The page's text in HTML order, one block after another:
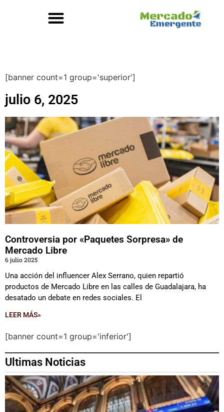
[banner count=1 group='superior']
julio 6, 2025
Controversia por «Paquetes Sorpresa» de
Mercado Libre
6 julio 2025
Una acción del influencer Alex Serrano, quien repartió
productos de Mercado Libre en las calles de Guadalajara, ha
desatado un debate en redes sociales. El
LEER MÁS»
[banner count=1 group='inferior']
Ultimas Noticias